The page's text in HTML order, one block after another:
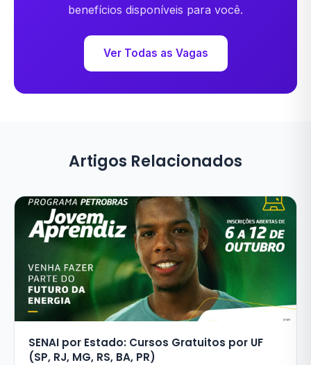
benefícios disponíveis para você.
Ver Todas as Vagas
Artigos Relacionados
SENAI por Estado: Cursos Gratuitos por UF
(SP, RJ, MG, RS, BA, PR)